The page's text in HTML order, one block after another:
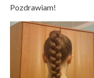
Pozdrawiam!